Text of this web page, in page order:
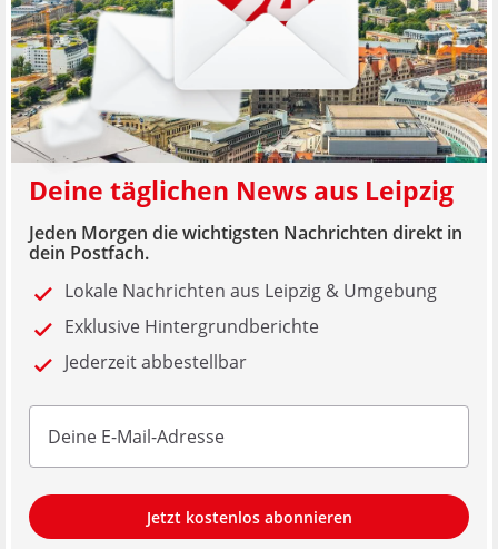
Deine täglichen News aus Leipzig
Jeden Morgen die wichtigsten Nachrichten direkt in
dein Postfach.
Lokale Nachrichten aus Leipzig & Umgebung
Exklusive Hintergrundberichte
Jederzeit abbestellbar
Jetzt kostenlos abonnieren